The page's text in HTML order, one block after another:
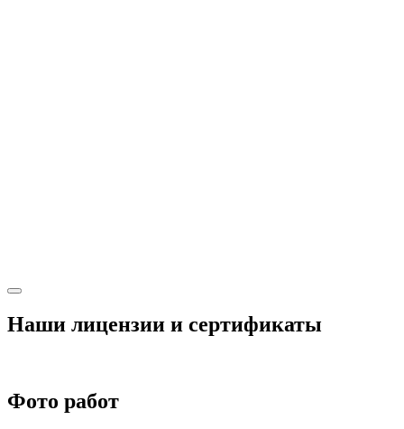
Наши лицензии и сертификаты
Фото работ